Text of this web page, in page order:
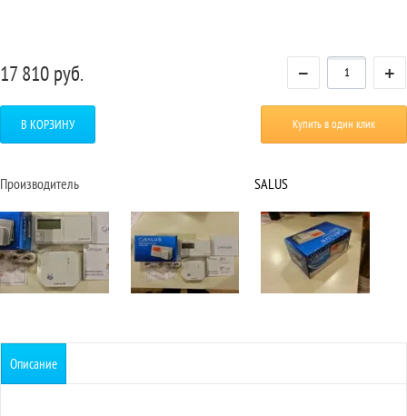
17 810 руб. − +
В КОРЗИНУ Купить в один клик
Производитель SALUS
Описание